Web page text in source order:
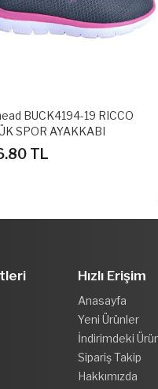
BUCK4194-19 RICCO
SPOR AYAKKABI
TL
Hızlı Erişim
Anasayfa
Yeni Ürünler
İndirimdeki
Sipariş Takip
Hakkımızda